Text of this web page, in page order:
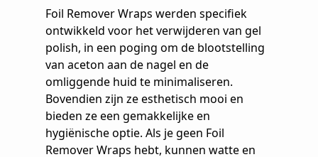
Foil Remover Wraps werden specifiek
ontwikkeld voor het verwijderen van gel
polish, in een poging om de blootstelling
van aceton aan de nagel en de
omliggende huid te minimaliseren.
Bovendien zijn ze esthetisch mooi en
bieden ze een gemakkelijke en
hygiënische optie. Als je geen Foil
Remover Wraps hebt, kunnen watte en